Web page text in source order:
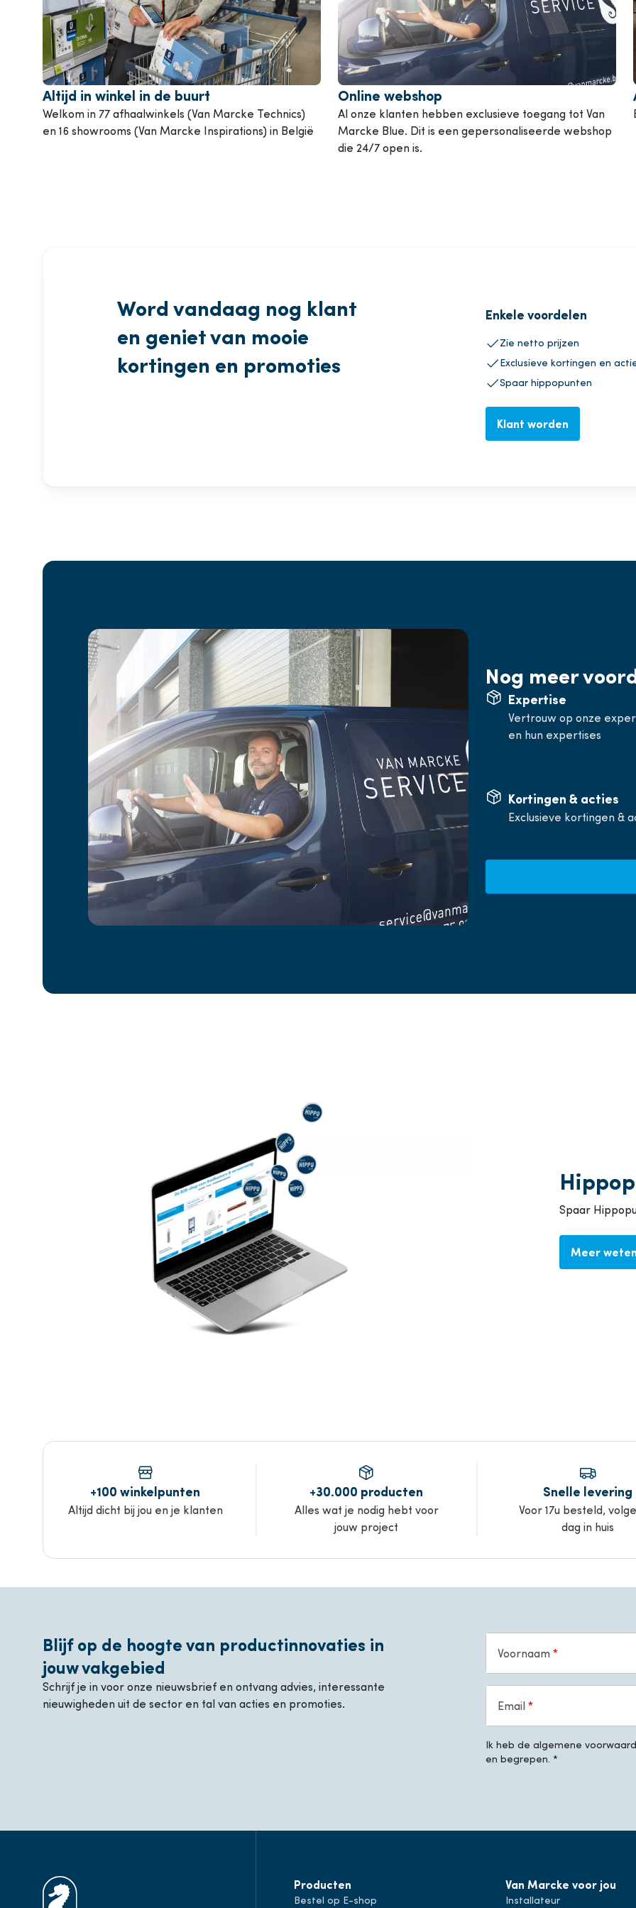
Airconditioning Pompen
Bekijk alle producten
Van Marcke College
Bekijk alle diensten
Altijd in winkel in de buurt
Welkom in 77 afhaalwinkels (Van Marcke Technics)
en 16 showrooms (Van Marcke Inspirations) in België
Online webshop
Al onze klanten hebben exclusieve toegang tot Van
Marcke Blue. Dit is een gepersonaliseerde webshop
die 24/7 open is.
Word vandaag nog klant
en geniet van mooie
kortingen en promoties
Enkele voordelen
Zie netto prijzen
Exclusieve kortingen en
Spaar hippopunten
Klant worden
Nog meer
Expertise
Vertrouw op onze
en hun expertises
Kortingen & acties
Exclusieve kortingen &
Spaar
Meer
+100 winkelpunten
Altijd dicht bij jou en je klanten
+30.000 producten
Alles wat je nodig hebt voor
jouw project
Snelle levering
Voor 17u besteld,
dag in huis
Blijf op de hoogte van productinnovaties in
jouw vakgebied
Schrijf je in voor onze nieuwsbrief en ontvang advies, interessante
nieuwigheden uit de sector en tal van acties en promoties.
Voornaam
Email
Ik heb de algemene
en begrepen. *
Producten
Bestel op E-shop
Van Marcke voor jou
Installateur